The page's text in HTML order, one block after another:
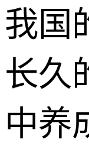
我国
长久
中养